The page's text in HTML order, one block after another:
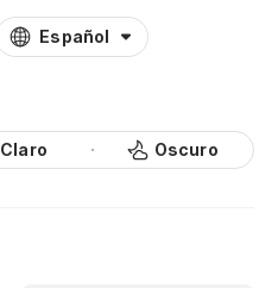
Español
Claro Oscuro